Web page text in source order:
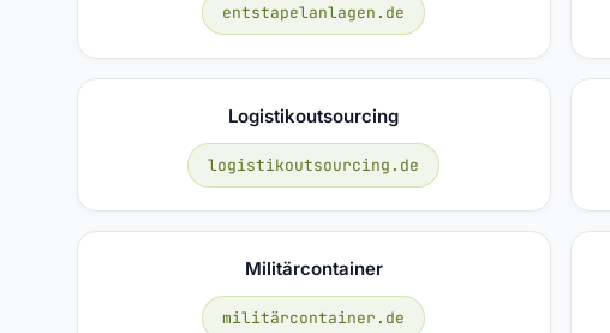
entstapelanlagen.de
Logistikoutsourcing
logistikoutsourcing.de
Militärcontainer
militärcontainer.de